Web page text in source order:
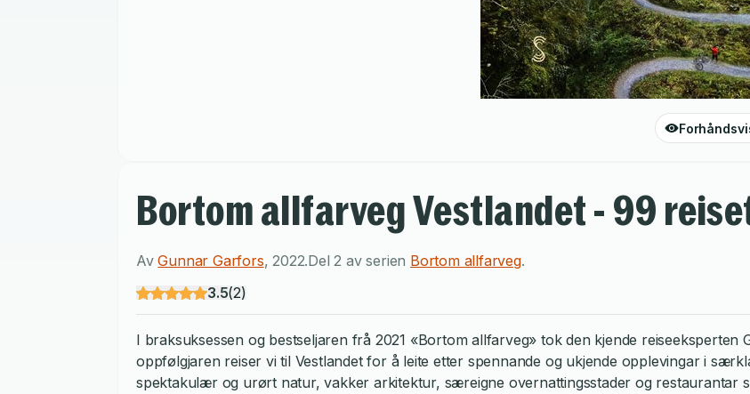
Bortom allfarveg Vestlandet - 99
AvGunnar Garfors,2022.Del 2 av serien Bortom allfarveg.
3.5(2)
I braksuksessen og bestseljaren frå 2021 «Bortom allfarveg» tok den kjende
oppfølgjaren reiser vi til Vestlandet for å leite etter spennande og ukjende opplevingar i
spektakulær og urørt natur, vakker arkitektur, særeigne overnattingsstader og restaurantar